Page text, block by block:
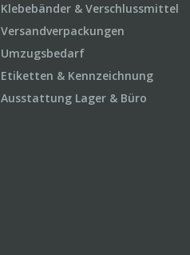
Klebebänder & Verschlussmittel
Versandverpackungen
Umzugsbedarf
Etiketten & Kennzeichnung
Ausstattung Lager & Büro